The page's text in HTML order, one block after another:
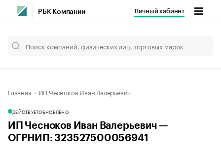
РБК Компании Личный кабинет
Главная ИП Чесноков Иван Валерьевич
ДЕЙСТВУЕТОБНОВЛЕНО
ИП Чесноков Иван Валерьевич —
ОГРНИП: 323527500056941